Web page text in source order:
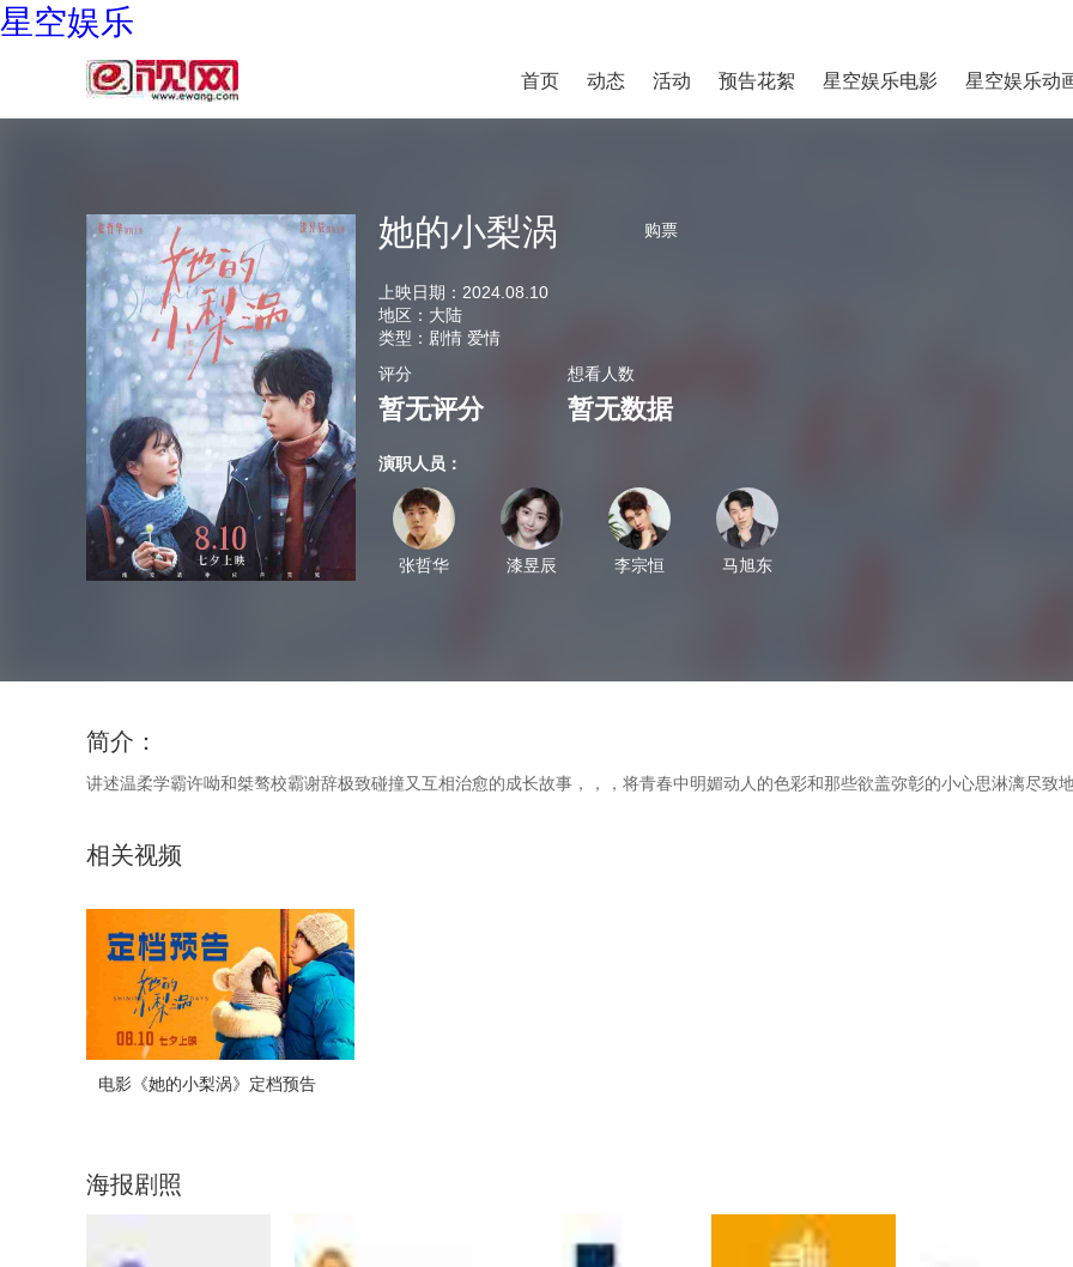
星空娱乐
首页 动态 活动 预告花絮 星空娱乐电影 星空娱乐动
她的小梨涡 购票
上映日期： 2024.08.10
地区： 大陆
类型： 剧情 爱情
评分
暂无评分
想看人数
暂无数据
演职人员：
张哲华 漆昱辰 李宗恒 马旭东
简介：
讲述温柔学霸许呦和桀骜校霸谢辞极致碰撞又互相治愈的成长故事，，，将青春中明媚动人的色彩和那些欲盖弥彰的小心思淋漓尽致地展
相关视频
电影《她的小梨涡》定档预告
海报剧照